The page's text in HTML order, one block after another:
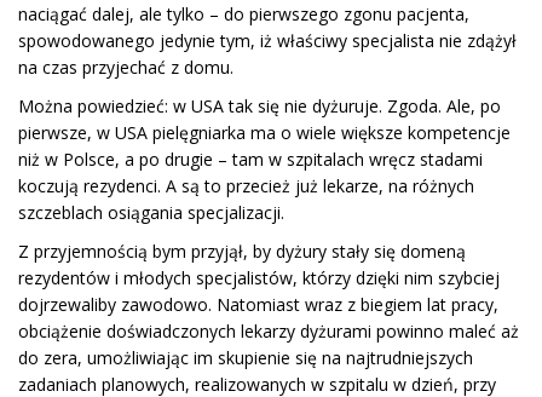
naciągać dalej, ale tylko – do pierwszego zgonu pacjenta,
spowodowanego jedynie tym, iż właściwy specjalista nie zdążył
na czas przyjechać z domu.
Można powiedzieć: w USA tak się nie dyżuruje. Zgoda. Ale, po
pierwsze, w USA pielęgniarka ma o wiele większe kompetencje
niż w Polsce, a po drugie – tam w szpitalach wręcz stadami
koczują rezydenci. A są to przecież już lekarze, na różnych
szczeblach osiągania specjalizacji.
Z przyjemnością bym przyjął, by dyżury stały się domeną
rezydentów i młodych specjalistów, którzy dzięki nim szybciej
dojrzewaliby zawodowo. Natomiast wraz z biegiem lat pracy,
obciążenie doświadczonych lekarzy dyżurami powinno maleć aż
do zera, umożliwiając im skupienie się na najtrudniejszych
zadaniach planowych, realizowanych w szpitalu w dzień, przy